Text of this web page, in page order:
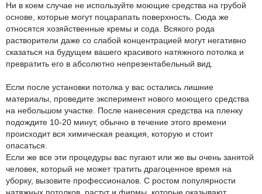
Ни в коем случае не используйте моющие средства на грубой
основе, которые могут поцарапать поверхность. Сюда же
относятся хозяйственные кремы и сода. Всякого рода
растворители даже со слабой концентрацией могут негативно
сказаться на будущем вашего красивого натяжного потолка и
превратить его в абсолютно непрезентабельный вид.
Если после установки потолка у вас остались лишние
материалы, проведите эксперимент нового моющего средства
на небольшом участке. После нанесения средства на пленку
подождите 10-20 минут, обычно в течение этого времени
происходит вся химическая реакция, которую и стоит
опасаться.
Если же все эти процедуры вас пугают или же вы очень занятой
человек, который не может тратить драгоценное время на
уборку, вызовите профессионалов. С ростом популярности